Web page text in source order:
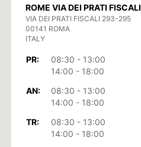
ROME VIA DEI PRATI FISCALI
VIA DEI PRATI FISCALI 293-295
00141 ROMA
ITALY
PR:
08:30 - 13:00
14:00 - 18:00
AN:
08:30 - 13:00
14:00 - 18:00
TR:
08:30 - 13:00
14:00 - 18:00